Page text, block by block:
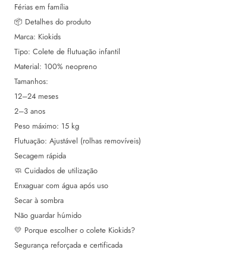
Férias em família
📦 Detalhes do produto
Marca: Kiokids
Tipo: Colete de flutuação infantil
Material: 100% neopreno
Tamanhos:
12–24 meses
2–3 anos
Peso máximo: 15 kg
Flutuação: Ajustável (rolhas removíveis)
Secagem rápida
🧼 Cuidados de utilização
Enxaguar com água após uso
Secar à sombra
Não guardar húmido
💛 Porque escolher o colete Kiokids?
Segurança reforçada e certificada